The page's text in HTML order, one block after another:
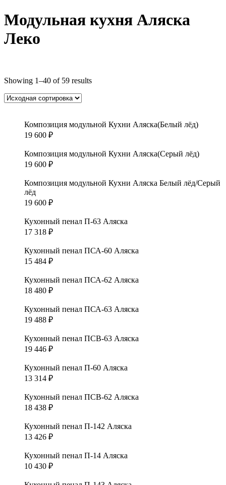
Модульная кухня Аляска
Леко
Showing 1–40 of 59 results
Композиция модульной Кухни Аляска(Белый лёд)
19 600 ₽
Композиция модульной Кухни Аляска(Серый лёд)
19 600 ₽
Композиция модульной Кухни Аляска Белый лёд/Серый
лёд
19 600 ₽
Кухонный пенал П-63 Аляска
17 318 ₽
Кухонный пенал ПСА-60 Аляска
15 484 ₽
Кухонный пенал ПСА-62 Аляска
18 480 ₽
Кухонный пенал ПСА-63 Аляска
19 488 ₽
Кухонный пенал ПСВ-63 Аляска
19 446 ₽
Кухонный пенал П-60 Аляска
13 314 ₽
Кухонный пенал ПСВ-62 Аляска
18 438 ₽
Кухонный пенал П-142 Аляска
13 426 ₽
Кухонный пенал П-14 Аляска
10 430 ₽